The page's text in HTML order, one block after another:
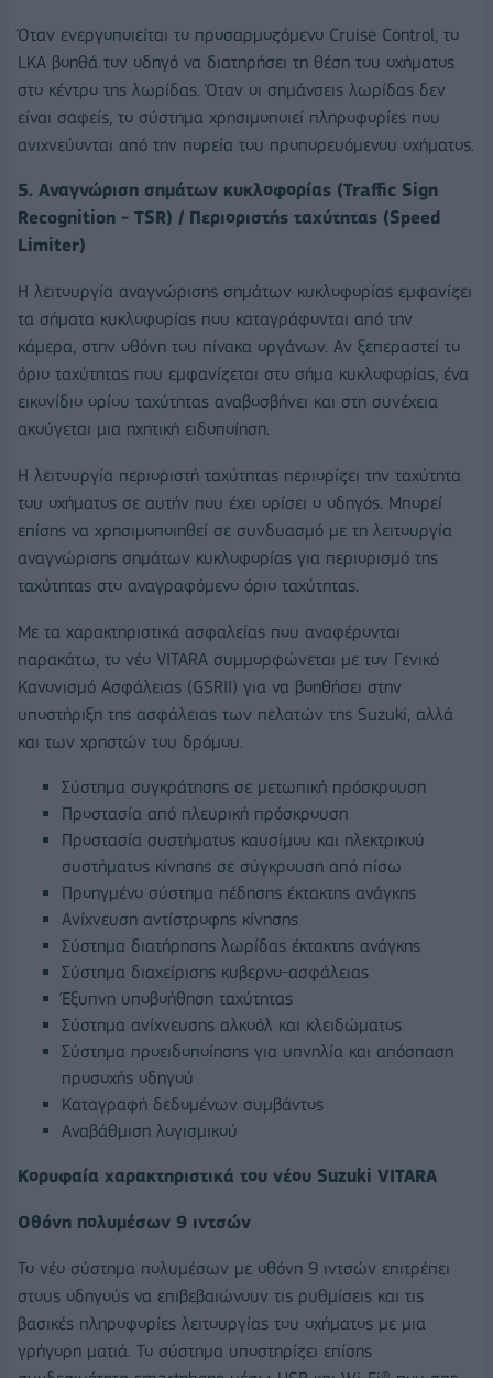
Όταν ενεργοποιείται το προσαρμοζόμενο Cruise Control, το
LKA βοηθά τον οδηγό να διατηρήσει τη θέση του οχήματος
στο κέντρο της λωρίδας. Όταν οι σημάνσεις λωρίδας δεν
είναι σαφείς, το σύστημα χρησιμοποιεί πληροφορίες που
ανιχνεύονται από την πορεία του προπορευόμενου οχήματος.
5. Αναγνώριση σημάτων κυκλοφορίας (Traffic Sign
Recognition - TSR) / Περιοριστής ταχύτητας (Speed
Limiter)
Η λειτουργία αναγνώρισης σημάτων κυκλοφορίας εμφανίζει
τα σήματα κυκλοφορίας που καταγράφονται από την
κάμερα, στην οθόνη του πίνακα οργάνων. Αν ξεπεραστεί το
όριο ταχύτητας που εμφανίζεται στο σήμα κυκλοφορίας, ένα
εικονίδιο ορίου ταχύτητας αναβοσβήνει και στη συνέχεια
ακούγεται μια ηχητική ειδοποίηση.
Η λειτουργία περιοριστή ταχύτητας περιορίζει την ταχύτητα
του οχήματος σε αυτήν που έχει ορίσει ο οδηγός. Μπορεί
επίσης να χρησιμοποιηθεί σε συνδυασμό με τη λειτουργία
αναγνώρισης σημάτων κυκλοφορίας για περιορισμό της
ταχύτητας στο αναγραφόμενο όριο ταχύτητας.
Με τα χαρακτηριστικά ασφαλείας που αναφέρονται
παρακάτω, το νέο VITARA συμμορφώνεται με τον Γενικό
Κανονισμό Ασφάλειας (GSRΙΙ) για να βοηθήσει στην
υποστήριξη της ασφάλειας των πελατών της Suzuki, αλλά
και των χρηστών του δρόμου.
Σύστημα συγκράτησης σε μετωπική πρόσκρουση
Προστασία από πλευρική πρόσκρουση
Προστασία συστήματος καυσίμου και ηλεκτρικού
συστήματος κίνησης σε σύγκρουση από πίσω
Προηγμένο σύστημα πέδησης έκτακτης ανάγκης
Ανίχνευση αντίστροφης κίνησης
Σύστημα διατήρησης λωρίδας έκτακτης ανάγκης
Σύστημα διαχείρισης κυβερνο-ασφάλειας
Έξυπνη υποβοήθηση ταχύτητας
Σύστημα ανίχνευσης αλκοόλ και κλειδώματος
Σύστημα προειδοποίησης για υπνηλία και απόσπαση
προσοχής οδηγού
Καταγραφή δεδομένων συμβάντος
Αναβάθμιση λογισμικού
Κορυφαία χαρακτηριστικά του νέου Suzuki VITARA
Οθόνη πολυμέσων 9 ιντσών
Το νέο σύστημα πολυμέσων με οθόνη 9 ιντσών επιτρέπει
στους οδηγούς να επιβεβαιώνουν τις ρυθμίσεις και τις
βασικές πληροφορίες λειτουργίας του οχήματος με μια
γρήγορη ματιά. Το σύστημα υποστηρίζει επίσης